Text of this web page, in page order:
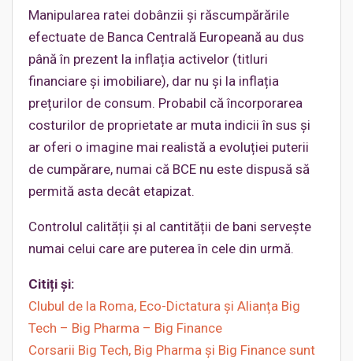
Manipularea ratei dobânzii și răscumpărările
efectuate de Banca Centrală Europeană au dus
până în prezent la inflația activelor (titluri
financiare și imobiliare), dar nu și la inflația
prețurilor de consum. Probabil că încorporarea
costurilor de proprietate ar muta indicii în sus și
ar oferi o imagine mai realistă a evoluției puterii
de cumpărare, numai că BCE nu este dispusă să
permită asta decât etapizat.
Controlul calității și al cantității de bani servește
numai celui care are puterea în cele din urmă.
Citiți și:
Clubul de la Roma, Eco-Dictatura și Alianța Big
Tech – Big Pharma – Big Finance
Corsarii Big Tech, Big Pharma și Big Finance sunt